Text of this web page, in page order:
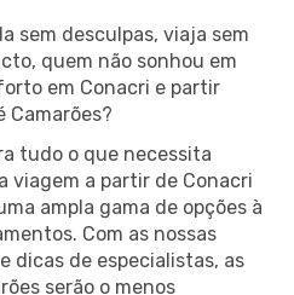
sem desculpas, viaja sem
quem não sonhou em
em Conacri e partir
Camarões?
tudo o que necessita
viagem a partir de Conacri
ampla gama de opções à
Com as nossas
dicas de especialistas, as
serão o menos